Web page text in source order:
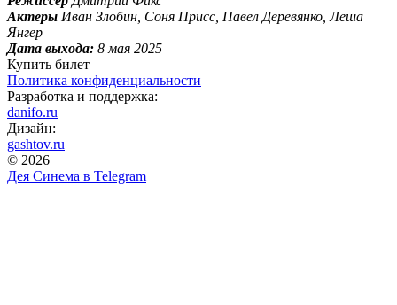
Актеры Иван Злобин, Соня Присс, Павел Деревянко, Леша
Янгер
Дата выхода: 8 мая 2025
Купить билет
Политика конфиденциальности
Разработка и поддержка:
danifo.ru
Дизайн:
gashtov.ru
© 2026
Дея Синема в Telegram